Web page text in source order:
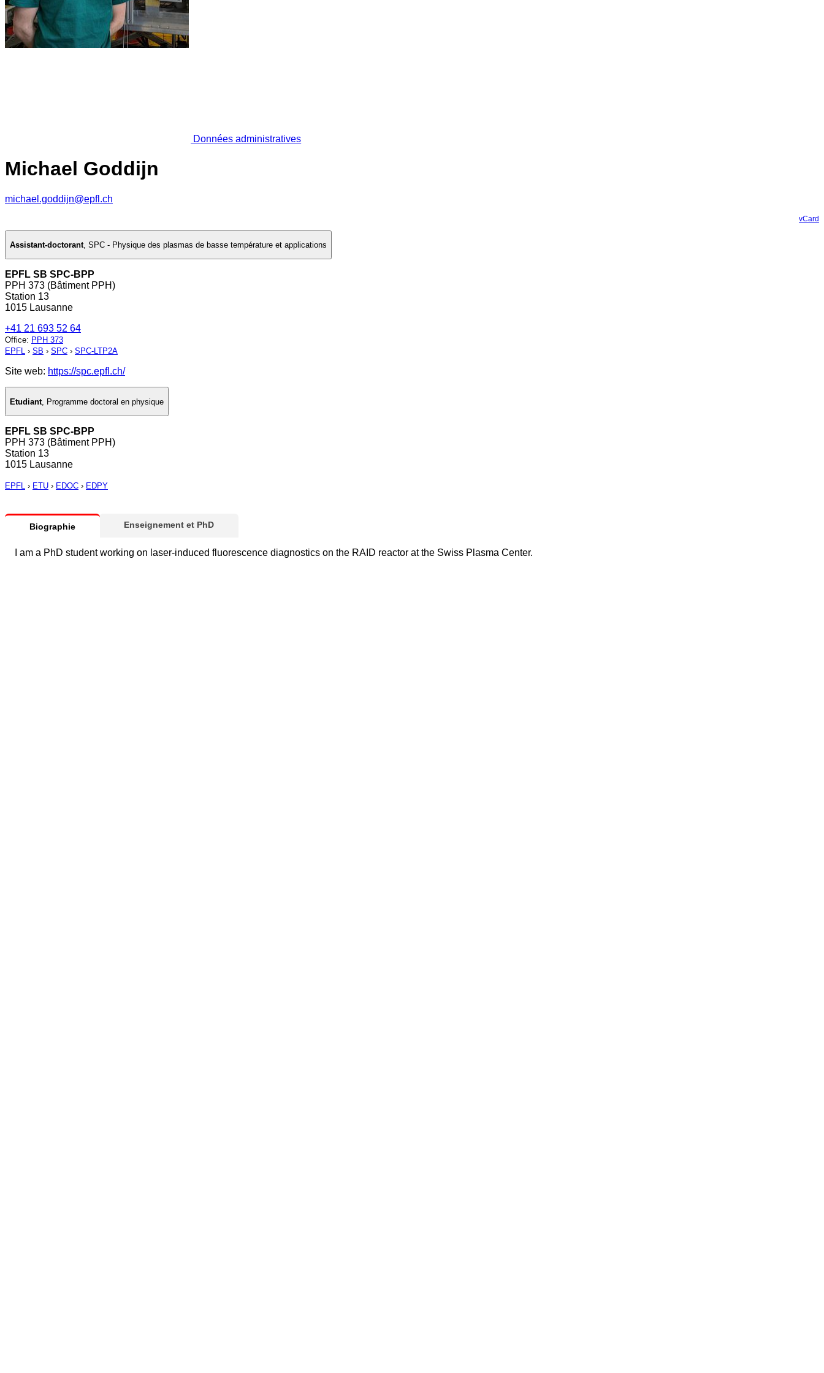
Données administratives
Michael Goddijn
michael.goddijn@epfl.ch
vCard
Assistant-doctorant, SPC - Physique des plasmas de basse température et applications
EPFL SB SPC-BPP
PPH 373 (Bâtiment PPH)
Station 13
1015 Lausanne
+41 21 693 52 64
Office: PPH 373
EPFL › SB › SPC › SPC-LTP2A
Site web: https://spc.epfl.ch/
Etudiant Programme doctoral en physique
EPFL SB SPC-BPP
PPH 373 (Bâtiment PPH)
Station 13
1015 Lausanne
EPFL › ETU › EDOC › EDPY
Biographie Enseignement et PhD
I am a PhD student working on laser-induced fluorescence diagnostics on the RAID reactor at the Swiss Plasma Center.